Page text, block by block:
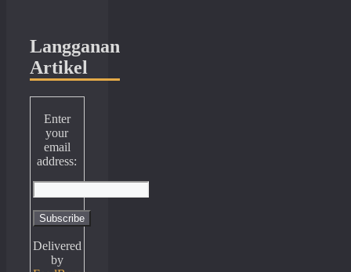
Langganan
Artikel
Enter
your
email
address:
Delivered
by